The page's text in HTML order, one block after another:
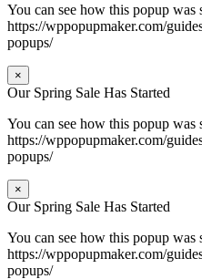
You can see how this popup was
https://wppopupmaker.com/
popups/
×
Our Spring Sale Has Started
You can see how this popup was
https://wppopupmaker.com/
popups/
×
Our Spring Sale Has Started
You can see how this popup was
https://wppopupmaker.com/
popups/